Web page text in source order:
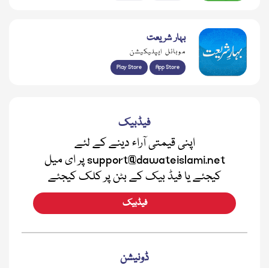
بہار شریعت
موبائل ایپلیکیشن
Play Store App Store
فیڈبیک
اپنی قیمتی آراء دینے کے لئے
support@dawateislami.net پر ای میل
کیجئے یا فیڈ بیک کے بٹن پر کلک کیجئے
فیڈبیک
ڈونیشن